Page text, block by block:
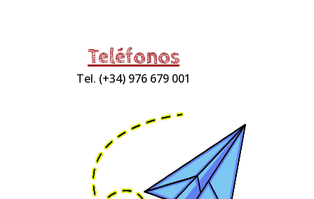
Teléfonos
Tel. (+34) 976 679 001